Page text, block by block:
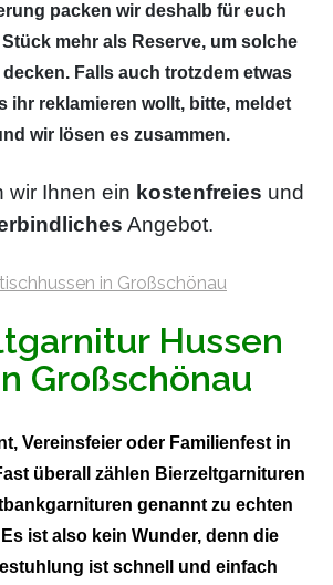
packen wir deshalb für euch
mehr als Reserve, um solche
Falls auch trotzdem etwas
ihr reklamieren wollt, bitte, meldet
wir lösen es zusammen.
wir Ihnen ein kostenfreies und
Angebot.
Hussen
Großschönau
Vereinsfeier oder Familienfest in
überall zählen Bierzeltgarnituren
genannt zu echten
ist also kein Wunder, denn die
ist schnell und einfach